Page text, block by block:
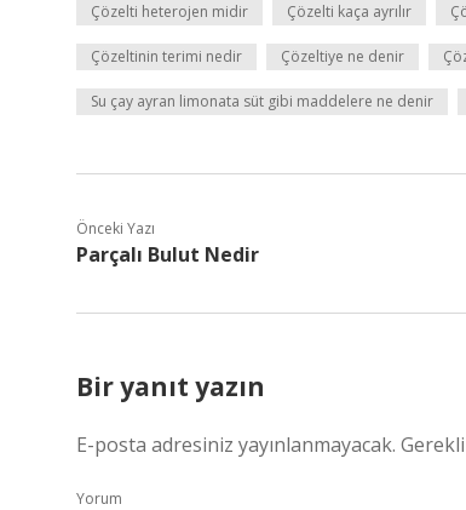
Çözelti heterojen midir Çözelti kaça ayrılır
Çözeltinin terimi nedir Çözeltiye ne denir
Su çay ayran limonata süt gibi maddelere ne denir
Önceki Yazı
Parçalı Bulut Nedir
Bir yanıt yazın
E-posta adresiniz yayınlanmayacak.
Yorum